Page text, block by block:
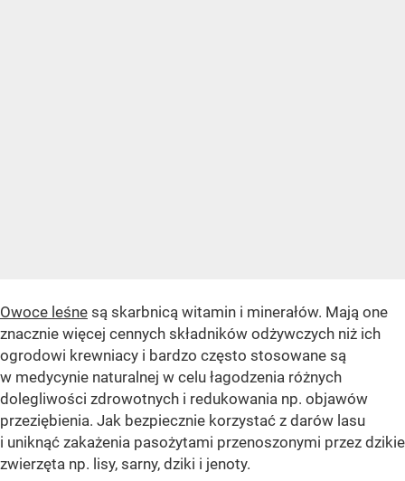
Owoce leśne są skarbnicą witamin i minerałów. Mają one
znacznie więcej cennych składników odżywczych niż ich
ogrodowi krewniacy i bardzo często stosowane są
w medycynie naturalnej w celu łagodzenia różnych
dolegliwości zdrowotnych i redukowania np. objawów
przeziębienia. Jak bezpiecznie korzystać z darów lasu
i uniknąć zakażenia pasożytami przenoszonymi przez dzikie
zwierzęta np. lisy, sarny, dziki i jenoty.